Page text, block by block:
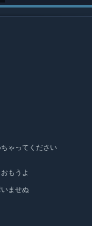
ゃってください
もうよ
ませぬ